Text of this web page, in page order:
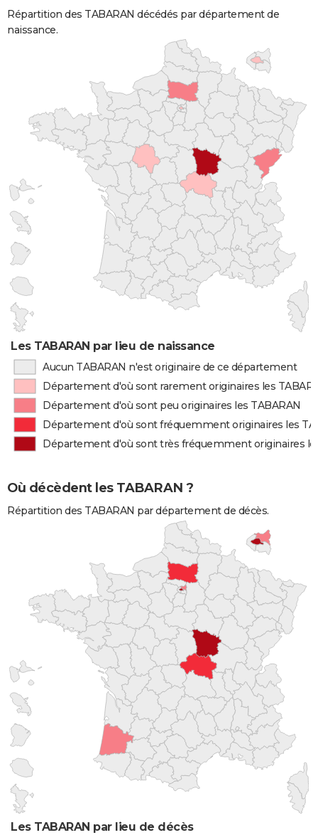
Répartition des TABARAN décédés par département de
naissance.
Les TABARAN par lieu de naissance
Aucun TABARAN n'est originaire de ce département
Département d'où sont rarement originaires les
Département d'où sont peu originaires les TABARAN
Département d'où sont fréquemment originaires les
Département d'où sont très fréquemment originaires
Où décèdent les TABARAN ?
Répartition des TABARAN par département de décès.
Les TABARAN par lieu de décès